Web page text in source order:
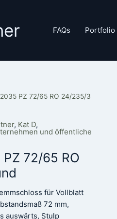
FAQs Portfolio
PZ 72/65 RO 24/235/3
, Kat D,
und öffentliche
72/65 RO
für Vollblatt
72 mm,
auswärts, Stulp